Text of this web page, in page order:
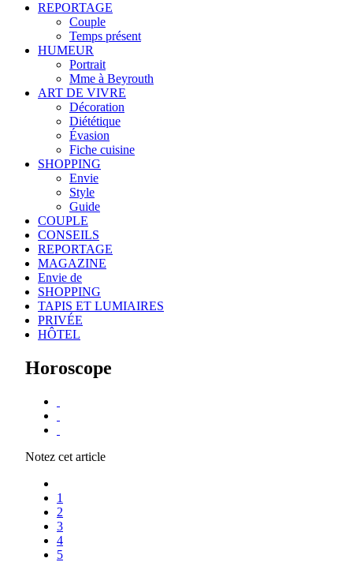
REPORTAGE
Couple
Temps présent
HUMEUR
Portrait
Mme à Beyrouth
ART DE VIVRE
Décoration
Diététique
Évasion
Fiche cuisine
SHOPPING
Envie
Style
Guide
COUPLE
CONSEILS
REPORTAGE
MAGAZINE
Envie de
SHOPPING
TAPIS ET LUMIAIRES
PRIVÉE
HÔTEL
Horoscope
Notez cet article
1
2
3
4
5